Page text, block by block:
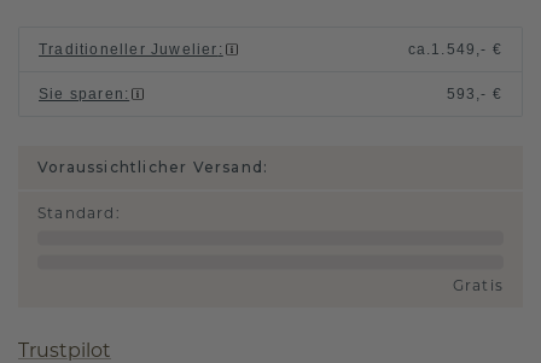
Traditioneller Juwelier : ca. 1.549,- €
Sie sparen : 593,- €
Voraussichtlicher Versand:
Standard :
Gratis
Trustpilot